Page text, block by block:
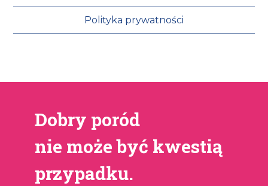
Polityka prywatności
Dobry poród
nie może być kwestią
przypadku.